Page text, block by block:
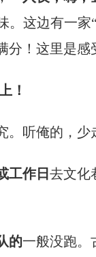
这边有一家
分！这里是感
！
。听俺的，少
工作日 去文化
的一般没跑。